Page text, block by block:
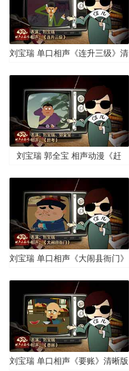
刘宝瑞 单口相声《连升三级》清
刘宝瑞 郭全宝 相声动漫《赶
刘宝瑞 单口相声《大闹县衙门》
刘宝瑞 单口相声《要账》清晰版